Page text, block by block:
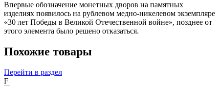
Впервые обозначение монетных дворов на памятных
изделиях появилось на рублевом медно-никелевом экземпляре
«30 лет Победы в Великой Отечественной войне», позднее от
этого элемента было решено отказаться.
Похожие товары
Перейти в раздел
F